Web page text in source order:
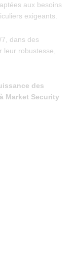
aux besoins
exigeants.
dans des
robustesse,
des
Market Security